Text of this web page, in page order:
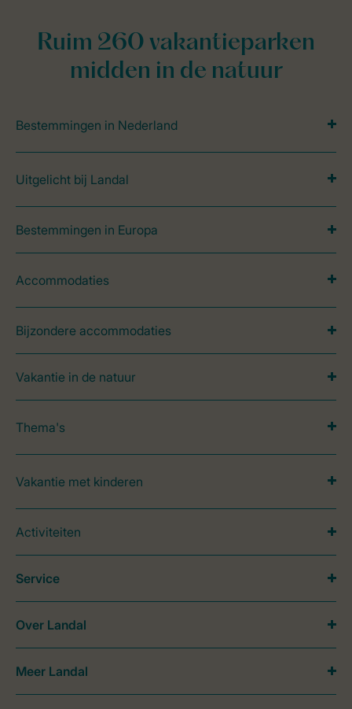
Ruim 260 vakantieparken
midden in de natuur
Bestemmingen in Nederland
Uitgelicht bij Landal
Bestemmingen in Europa
Accommodaties
Bijzondere accommodaties
Vakantie in de natuur
Thema's
Vakantie met kinderen
Activiteiten
Service
Over Landal
Meer Landal